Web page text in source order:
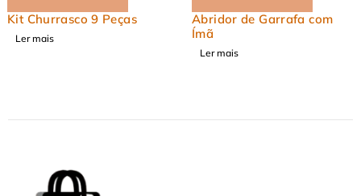
Abridor de Garrafa com
Ímã
Kit Churrasco 10 Peças
Ler mais